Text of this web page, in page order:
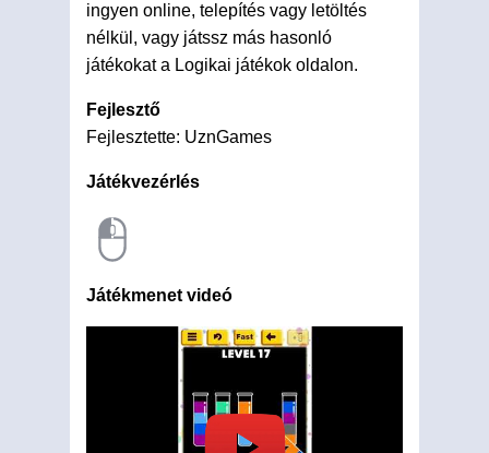
ingyen online, telepítés vagy letöltés
nélkül, vagy játssz más hasonló
játékokat a Logikai játékok oldalon.
Fejlesztő
Fejlesztette: UznGames
Játékvezérlés
Játékmenet videó